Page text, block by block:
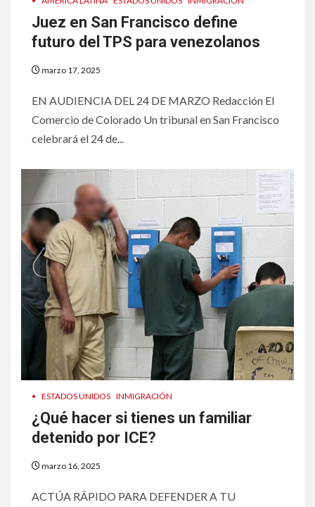
Juez en San Francisco define
futuro del TPS para venezolanos
marzo 17, 2025
EN AUDIENCIA DEL 24 DE MARZO Redacción El
Comercio de Colorado Un tribunal en San Francisco
celebrará el 24 de...
• ESTADOS UNIDOS INMIGRACIÓN
¿Qué hacer si tienes un familiar
detenido por ICE?
marzo 16, 2025
ACTÚA RÁPIDO PARA DEFENDER A TU